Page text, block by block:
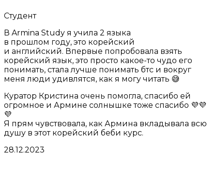
Студент
В Armina Study я учила 2 языка
в прошлом году, это корейский
и английский. Впервые попробовала взять
корейский язык, это просто какое-то чудо его
понимать, стала лучше понимать бтс и вокруг
меня люди удивлятся, как я могу читать 😅
Куратор Кристина очень помогла, спасибо ей
огромное и Армине солнышке тоже спасибо 💜💜
💜
Я прям чувствовала, как Армина вкладывала всю
душу в этот корейский беби курс.
28.12.2023